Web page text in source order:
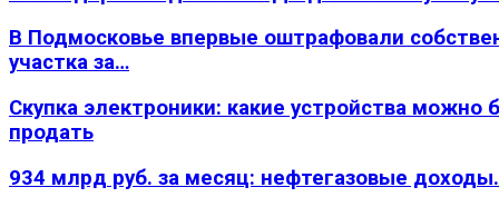
В Подмосковье впервые оштрафовали
участка за…
Скупка электроники: какие устройства можно
продать
934 млрд руб. за месяц: нефтегазовые